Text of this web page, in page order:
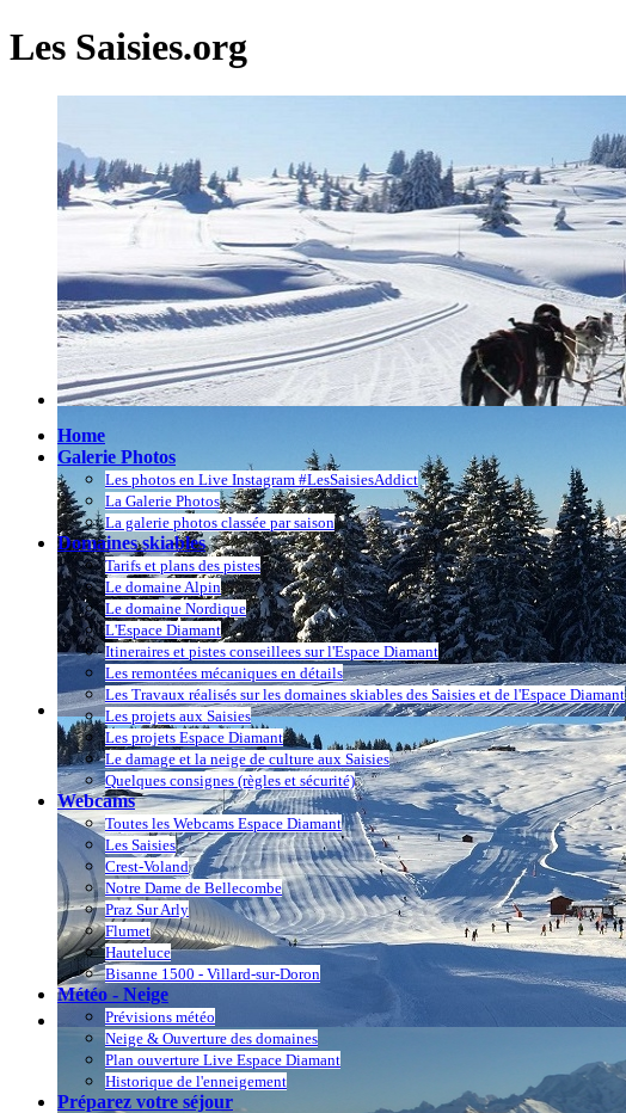
Les Saisies.org
Home
Galerie Photos
Les photos en Live Instagram #LesSaisiesAddict
La Galerie Photos
La galerie photos classée par saison
Domaines skiables
Tarifs et plans des pistes
Le domaine Alpin
Le domaine Nordique
L'Espace Diamant
Itineraires et pistes conseillees sur l'Espace Diamant
Les remontées mécaniques en détails
Les Travaux réalisés sur les domaines skiables des Saisies et de l'Espace Diamant
Les projets aux Saisies
Les projets Espace Diamant
Le damage et la neige de culture aux Saisies
Quelques consignes (règles et sécurité)
Webcams
Toutes les Webcams Espace Diamant
Les Saisies
Crest-Voland
Notre Dame de Bellecombe
Praz Sur Arly
Flumet
Hauteluce
Bisanne 1500 - Villard-sur-Doron
Météo - Neige
Prévisions météo
Neige & Ouverture des domaines
Plan ouverture Live Espace Diamant
Historique de l'enneigement
Préparez votre séjour